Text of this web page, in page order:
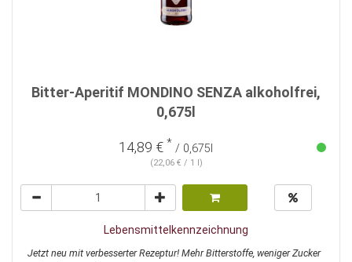
Bitter-Aperitif MONDINO SENZA alkoholfrei,
0,675l
14,89 € * / 0,675l
(22,06 € / 1 l)
Lebensmittelkennzeichnung
Jetzt neu mit verbesserter Rezeptur! Mehr Bitterstoffe, weniger Zucker